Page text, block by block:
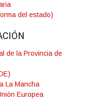
del estado)
de la Provincia de
La Mancha
Europea